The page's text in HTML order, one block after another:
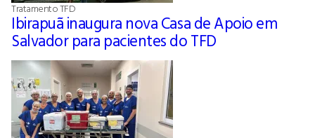
Tratamento TFD
Ibirapuã inaugura nova Casa de Apoio em
Salvador para pacientes do TFD